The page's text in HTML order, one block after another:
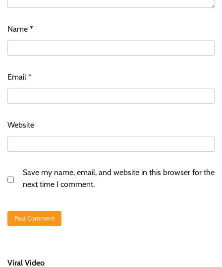
Name *
Email *
Website
Save my name, email, and website in this browser for the
next time I comment.
Viral Video